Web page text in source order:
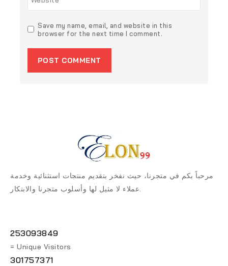
Save my name, email, and website in this
browser for the next time I comment.
مرحباً بكم في متجرنا، حيث نفخر بتقديم منتجات استثنائية وخدمة
عملاء لا مثيل لها وأسلوب متجرنا والابتكار.
253093849
= Unique Visitors
301757371